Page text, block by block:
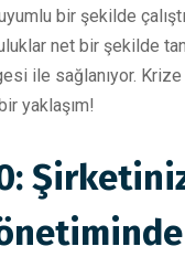
bir şekilde
net bir şekilde
ile sağlanıyor. Krize
yaklaşım!